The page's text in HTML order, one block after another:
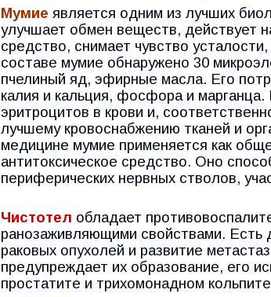
Мумие является одним из лучших
улучшает обмен веществ, действует
средство, снимает чувство
составе мумие обнаружено 30
пчелиный яд, эфирные масла. Его
калия и кальция, фосфора и
эритроцитов в крови и,
лучшему кровоснабжению тканей и
медицине мумие применяется как
антитоксическое средство. Оно
периферических нервных стволов,
Чистотел обладает
ранозаживляющими свойствами. Есть
раковых опухолей и развитие
предупреждает их образование, его
простатите и трихомонадном